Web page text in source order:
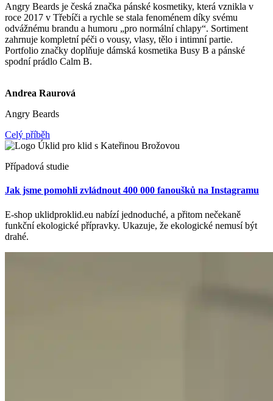
Angry Beards je česká značka pánské kosmetiky, která vznikla v
roce 2017 v Třebíči a rychle se stala fenoménem díky svému
odvážnému brandu a humoru „pro normální chlapy“. Sortiment
zahrnuje kompletní péči o vousy, vlasy, tělo i intimní partie.
Portfolio značky doplňuje dámská kosmetika Busy B a pánské
spodní prádlo Calm B.
Andrea Raurová
Angry Beards
Celý příběh
Případová studie
Jak jsme pomohli zvládnout 400 000 fanoušků na Instagramu
E-shop uklidproklid.eu nabízí jednoduché, a přitom nečekaně
funkční ekologické přípravky. Ukazuje, že ekologické nemusí být
drahé.